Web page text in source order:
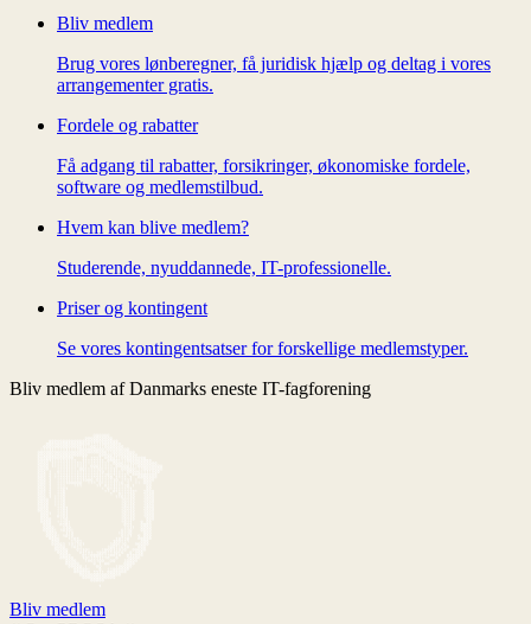
Bliv medlem
Brug vores lønberegner, få juridisk hjælp og deltag i vores
arrangementer gratis.
Fordele og rabatter
Få adgang til rabatter, forsikringer, økonomiske fordele,
software og medlemstilbud.
Hvem kan blive medlem?
Studerende, nyuddannede, IT-professionelle.
Priser og kontingent
Se vores kontingentsatser for forskellige medlemstyper.
Bliv medlem af Danmarks eneste IT-fagforening
Bliv medlem